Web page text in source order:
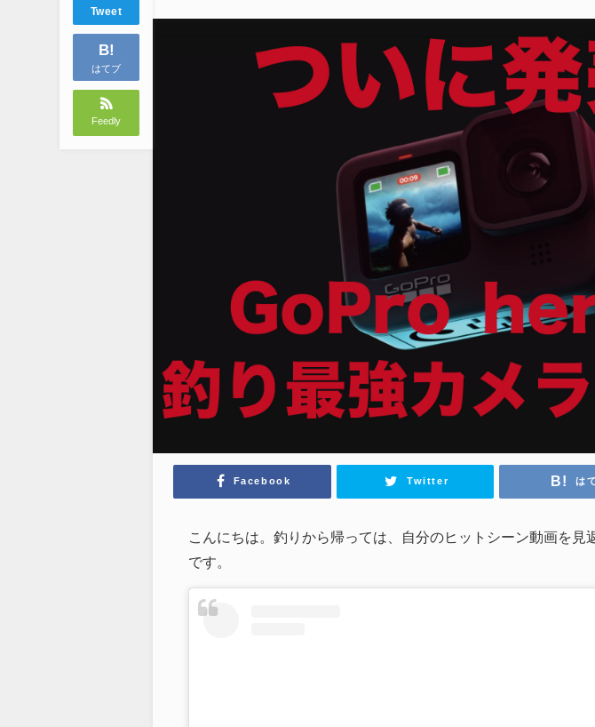
Tweet
B!
はてブ
Feedly
Facebook Twitter は
こんにちは。釣りから帰っては、自分のヒットシーン動画を見
です。